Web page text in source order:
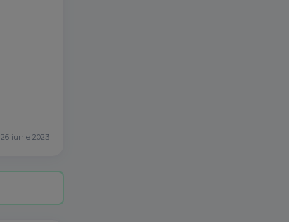
26 iunie 2023